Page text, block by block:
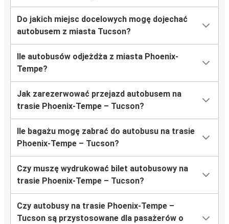
Do jakich miejsc docelowych mogę dojechać
autobusem z miasta Tucson?
Ile autobusów odjeżdża z miasta Phoenix-
Tempe?
Jak zarezerwować przejazd autobusem na
trasie Phoenix-Tempe – Tucson?
Ile bagażu mogę zabrać do autobusu na trasie
Phoenix-Tempe – Tucson?
Czy muszę wydrukować bilet autobusowy na
trasie Phoenix-Tempe – Tucson?
Czy autobusy na trasie Phoenix-Tempe –
Tucson są przystosowane dla pasażerów o